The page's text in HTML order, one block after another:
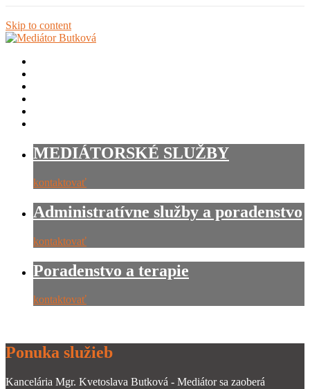
Skip to content
MEDIÁTORSKÉ SLUŽBY
kontaktovať
Administratívne služby a poradenstvo
kontaktovať
Poradenstvo a terapie
kontaktovať
Ponuka služieb
Kancelária Mgr. Kvetoslava Butková - Mediátor sa zaoberá